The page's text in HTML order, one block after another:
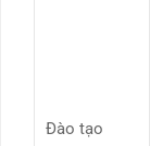
Đào tạo